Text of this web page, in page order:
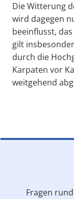
Die Witterung
wird dagegen
beeinflusst,
gilt
durch die
Karpaten vor
weitgehend
Fragen